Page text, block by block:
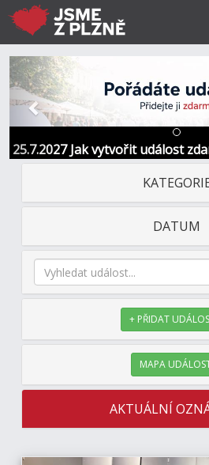
25.7.2027 Jak vytvořit událost
Předchozí
DATUM
+ PŘIDAT
MAPA
AKTUÁLNÍ